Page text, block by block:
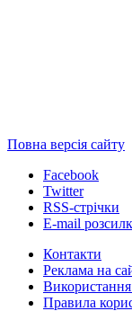
Повна версія сайту
Facebook
Twitter
RSS-стрічки
E-mail
Контакти
Реклама на
Використання
Правила